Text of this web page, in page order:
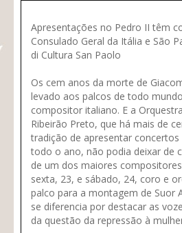
Apresentações no Pedro II têm
Consulado Geral da Itália e São
di Cultura San Paolo
Os cem anos da morte de
levado aos palcos de todo
compositor italiano. E a
Ribeirão Preto, que há mais de
tradição de apresentar
todo o ano, não podia deixar de
de um dos maiores
sexta, 23, e sábado, 24, coro e
palco para a montagem de Suor
se diferencia por destacar as
da questão da repressão à